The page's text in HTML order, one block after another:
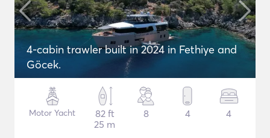
4-cabin trawler built in 2024 in Fethiye and
Göcek.
Motor Yacht
82 ft
25 m
8 4 4